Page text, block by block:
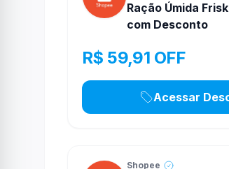
Ração Úmida
com Desconto
R$ 59,91 OFF
Acessar
Shopee